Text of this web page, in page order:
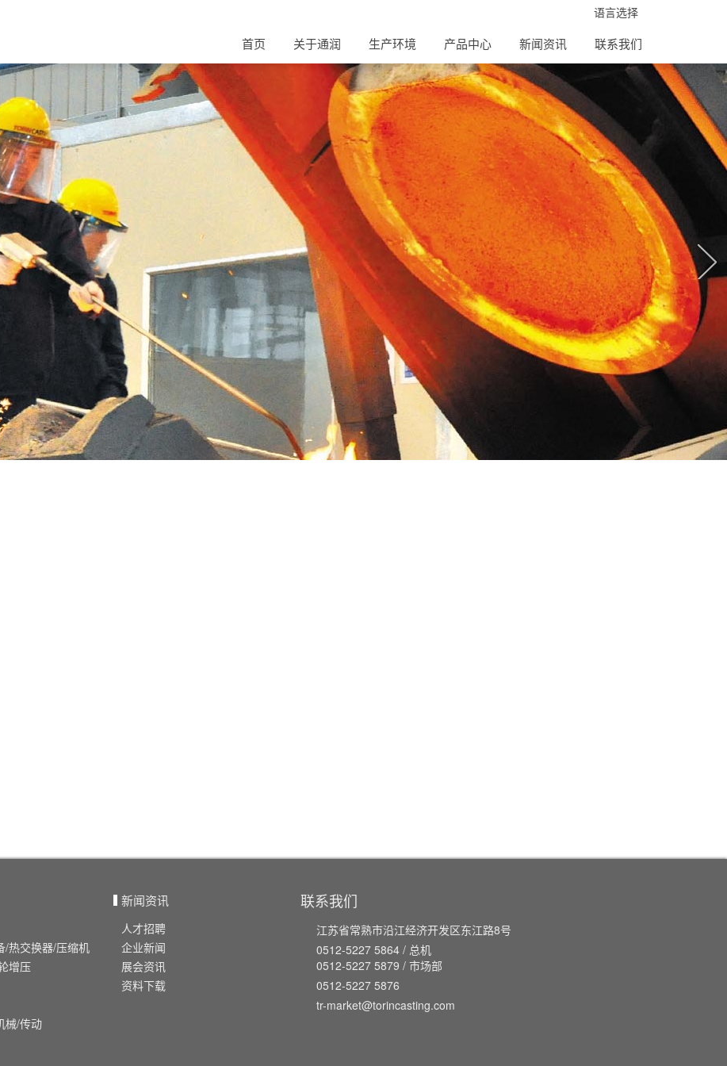
首页 关于通润 生产环境 产品中心 新闻资讯 联系我们
语言选择
/热交换器/压缩机
增压
械/传动
新闻资讯
人才招聘
企业新闻
展会资讯
资料下载
联系我们
江苏省常熟市沿江经济开发区东江路8号
0512-5227 5864 / 总机
0512-5227 5879 / 市场部
0512-5227 5876
tr-market@torincasting.com